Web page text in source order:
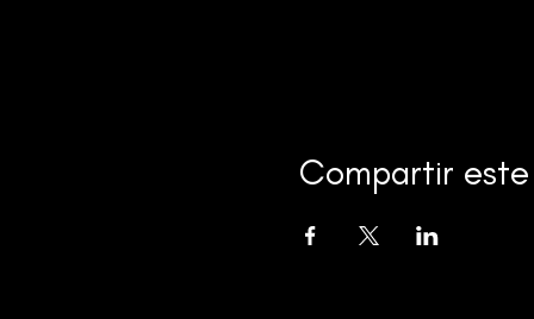
Compartir